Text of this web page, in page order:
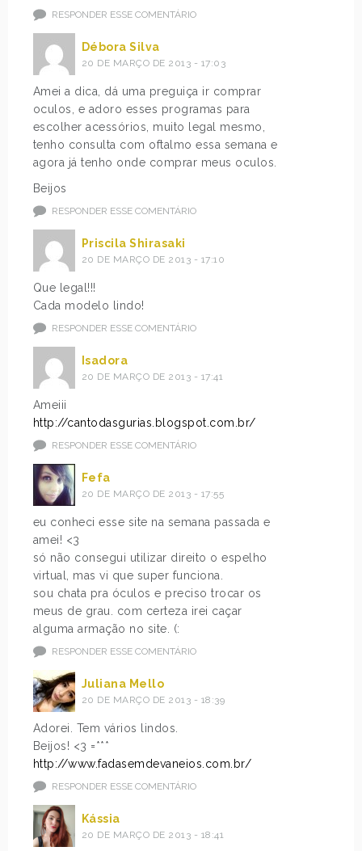
RESPONDER ESSE COMENTÁRIO
Débora Silva
20 DE MARÇO DE 2013 - 17:03
Amei a dica, dá uma preguiça ir comprar
oculos, e adoro esses programas para
escolher acessórios, muito legal mesmo,
tenho consulta com oftalmo essa semana e
agora já tenho onde comprar meus oculos.
Beijos
RESPONDER ESSE COMENTÁRIO
Priscila Shirasaki
20 DE MARÇO DE 2013 - 17:10
Que legal!!!
Cada modelo lindo!
RESPONDER ESSE COMENTÁRIO
Isadora
20 DE MARÇO DE 2013 - 17:41
Ameiii
http://cantodasgurias.blogspot.com.br/
RESPONDER ESSE COMENTÁRIO
Fefa
20 DE MARÇO DE 2013 - 17:55
eu conheci esse site na semana passada e
amei! <3
só não consegui utilizar direito o espelho
virtual, mas vi que super funciona.
sou chata pra óculos e preciso trocar os
meus de grau. com certeza irei caçar
alguma armação no site. (:
RESPONDER ESSE COMENTÁRIO
Juliana Mello
20 DE MARÇO DE 2013 - 18:39
Adorei. Tem vários lindos.
Beijos! <3 =***
http://www.fadasemdevaneios.com.br/
RESPONDER ESSE COMENTÁRIO
Kássia
20 DE MARÇO DE 2013 - 18:41